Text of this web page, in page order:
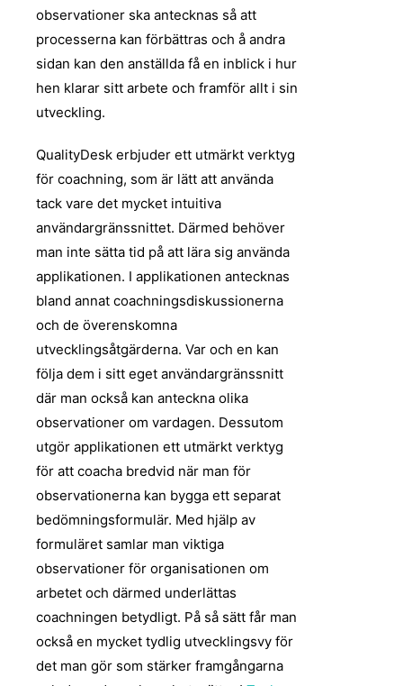
observationer ska antecknas så att
processerna kan förbättras och å andra
sidan kan den anställda få en inblick i hur
hen klarar sitt arbete och framför allt i sin
utveckling.
QualityDesk erbjuder ett utmärkt verktyg
för coachning, som är lätt att använda
tack vare det mycket intuitiva
användargränssnittet. Därmed behöver
man inte sätta tid på att lära sig använda
applikationen. I applikationen antecknas
bland annat coachningsdiskussionerna
och de överenskomna
utvecklingsåtgärderna. Var och en kan
följa dem i sitt eget användargränssnitt
där man också kan anteckna olika
observationer om vardagen. Dessutom
utgör applikationen ett utmärkt verktyg
för att coacha bredvid när man för
observationerna kan bygga ett separat
bedömningsformulär. Med hjälp av
formuläret samlar man viktiga
observationer för organisationen om
arbetet och därmed underlättas
coachningen betydligt. På så sätt får man
också en mycket tydlig utvecklingsvy för
det man gör som stärker framgångarna